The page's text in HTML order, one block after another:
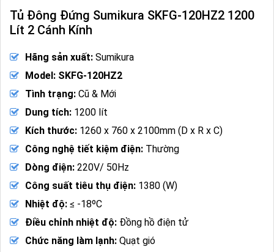
Tủ Đông Đứng Sumikura SKFG-120HZ2 1200
Lít 2 Cánh Kính
Hãng sản xuất: Sumikura
Model: SKFG-120HZ2
Tình trạng: Cũ & Mới
Dung tích: 1200 lít
Kích thước: 1260 x 760 x 2100mm (D x R x C)
Công nghệ tiết kiệm điện: Thường
Dòng điện: 220V/ 50Hz
Công suất tiêu thụ điện: 1380 (W)
Nhiệt độ: ≤ -18ºC
Điều chỉnh nhiệt độ: Đồng hồ điện tử
Chức năng làm lạnh: Quạt gió